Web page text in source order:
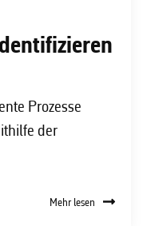
Prozesse
der
Mehr lesen